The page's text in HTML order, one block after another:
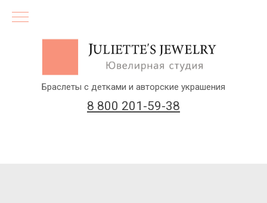
8 800 201-59-38
Браслеты с детками и авторские украшения